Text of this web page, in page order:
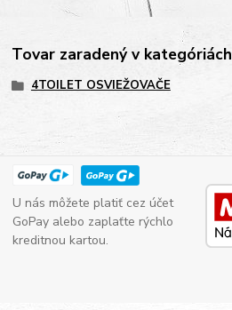
Tovar zaradený v kategóriách
4TOILET OSVIEŽOVAČE
U nás môžete platiť cez účet
GoPay alebo zaplaťte rýchlo
kreditnou kartou.